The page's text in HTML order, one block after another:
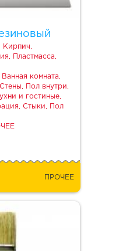
Кирпич,
Пластмасса,
Ванная комната,
Пол внутри,
и гостиные,
Стыки, Пол
ПРОЧЕЕ